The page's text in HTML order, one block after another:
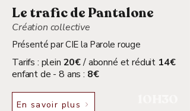
Le trafic de Pantalone
Création collective
Présenté par CIE la Parole rouge
Tarifs : plein 20€/ abonné et réduit 14€
enfant de - 8 ans : 8€
En savoir plus